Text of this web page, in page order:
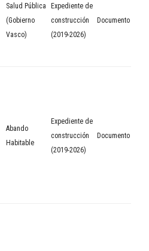
Salud Pública
(Gobierno
Vasco)
Expediente de
construcción
(2019-2026)
Documento
Abando
Habitable
Expediente de
construcción
(2019-2026)
Documento